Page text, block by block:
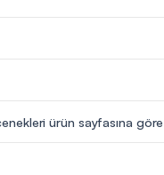
ürün sayfasına